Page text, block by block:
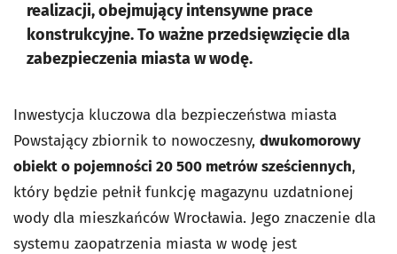
realizacji, obejmujący intensywne prace
konstrukcyjne. To ważne przedsięwzięcie dla
zabezpieczenia miasta w wodę.
Inwestycja kluczowa dla bezpieczeństwa miasta
Powstający zbiornik to nowoczesny, dwukomorowy
obiekt o pojemności 20 500 metrów sześciennych,
który będzie pełnił funkcję magazynu uzdatnionej
wody dla mieszkańców Wrocławia. Jego znaczenie dla
systemu zaopatrzenia miasta w wodę jest